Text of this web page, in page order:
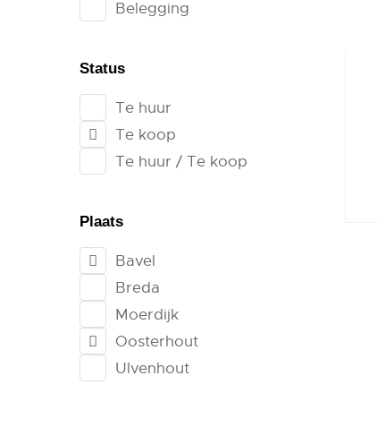
Belegging
Status
Te huur
Te koop
Te huur / Te koop
Plaats
Bavel
Breda
Moerdijk
Oosterhout
Ulvenhout